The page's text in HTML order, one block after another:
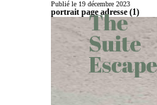
Publié le 19 décembre 2023
portrait page adresse (1)